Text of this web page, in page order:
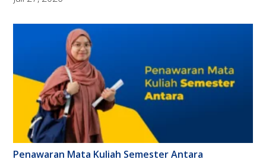
Penawaran Mata Kuliah Semester Antara